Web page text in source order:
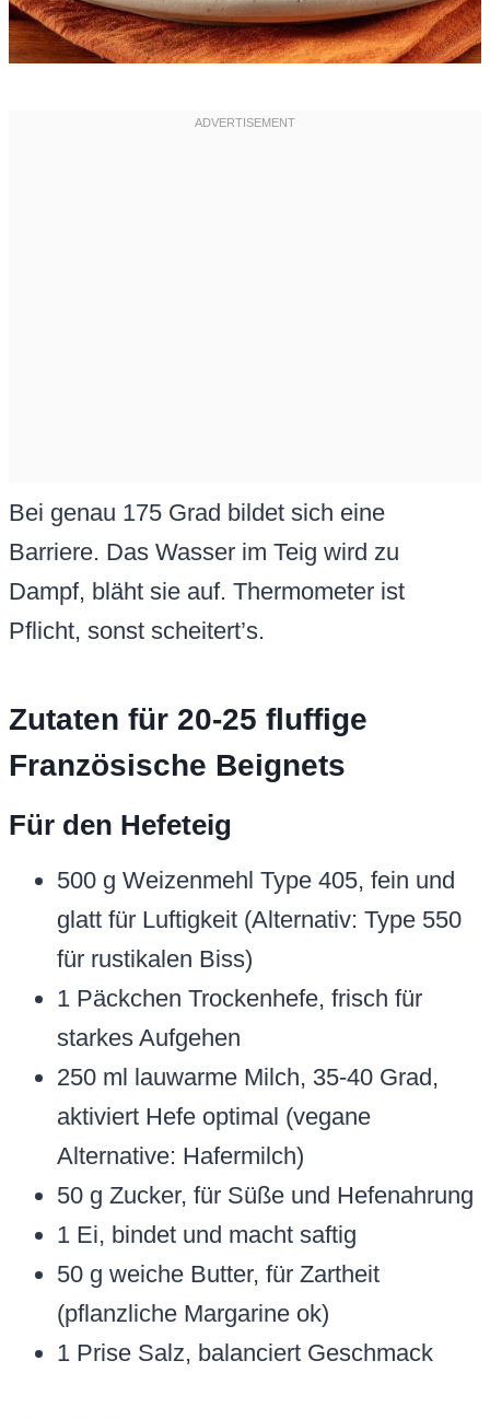
Bei genau 175 Grad bildet sich eine
Barriere. Das Wasser im Teig wird zu
Dampf, bläht sie auf. Thermometer ist
Pflicht, sonst scheitert’s.
Zutaten für 20-25 fluffige
Französische Beignets
Für den Hefeteig
500 g Weizenmehl Type 405, fein und
glatt für Luftigkeit (Alternativ: Type 550
für rustikalen Biss)
1 Päckchen Trockenhefe, frisch für
starkes Aufgehen
250 ml lauwarme Milch, 35-40 Grad,
aktiviert Hefe optimal (vegane
Alternative: Hafermilch)
50 g Zucker, für Süße und Hefenahrung
1 Ei, bindet und macht saftig
50 g weiche Butter, für Zartheit
(pflanzliche Margarine ok)
1 Prise Salz, balanciert Geschmack